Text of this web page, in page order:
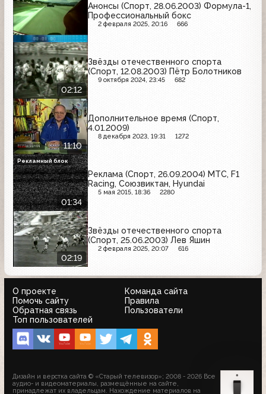
Анонсы (Спорт, 28.06.2003) Формула-1,
Профессиональный бокс
2 февраля 2025, 20:16 666
02:12
Звёзды отечественного спорта
(Спорт, 12.08.2003) Пётр Болотников
9 октября 2024, 23:45 682
11:10
Дополнительное время (Спорт,
4.01.2009)
8 декабря 2023, 19:31 1272
01:34
Реклама (Спорт, 26.09.2004) МТС, F1
Racing, Союзвиктан, Hyundai
5 мая 2015, 18:36 2280
Рекламный блок
02:19
Звёзды отечественного спорта
(Спорт, 25.06.2003) Лев Яшин
2 февраля 2025, 20:07 616
О проекте
Команда сайта
Помочь сайту
Правила
Обратная связь
Пользователи
Топ пользователей
Дизайн и верстка сайта © «Старый телевизор»; 2008 - 2026 Все
аудио- и видеоматериалы, размещённые на сайте,
принадлежат их владельцам. Нахождение материалов на